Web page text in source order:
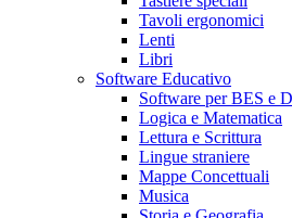
Tavoli ergonomici
Lenti
Libri
Software Educativo
Software per BES e
Logica e Matematica
Lettura e Scrittura
Lingue straniere
Mappe Concettuali
Musica